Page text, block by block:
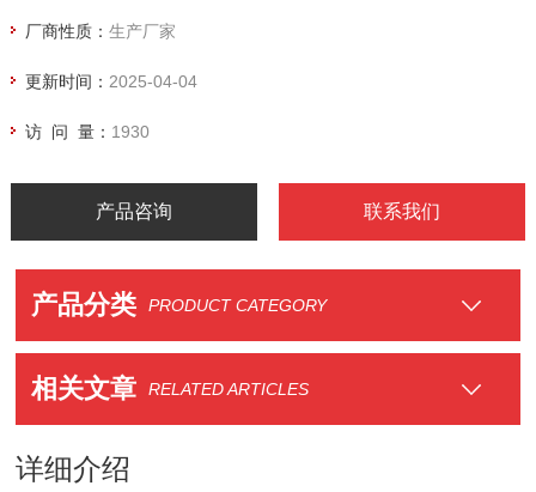
厂商性质： 生产厂家
更新时间： 2025-04-04
访 问 量： 1930
产品咨询 联系我们
产品分类 PRODUCT CATEGORY
相关文章 RELATED ARTICLES
详细介绍